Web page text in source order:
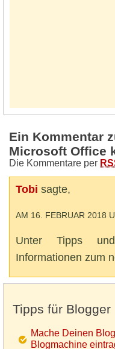
Ein Kommentar
Microsoft Office
Die Kommentare per
Tobi sagte,
AM 16. FEBRUAR 2018
Unter Tipps
Informationen zum
Tipps für Blogger
Mache Deinen
Blogmachine